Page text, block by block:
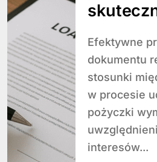
Efektywne przygotowanie
dokumentu
stosunki
w procesie
pożyczki
interesów...